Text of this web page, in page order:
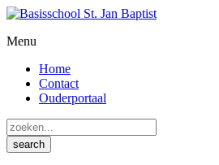
Menu
Home
Contact
Ouderportaal